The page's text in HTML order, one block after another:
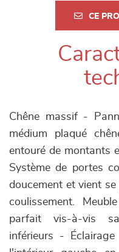
CE
Chêne massif -
médium plaqué
entouré de montants
Système de portes
doucement et vient
coulissement.
parfait vis-à-vis
inférieurs -